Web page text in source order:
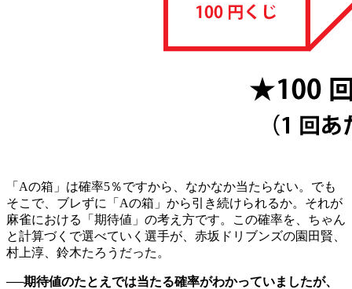
「Aの箱」は確率5％ですから、なかなか当たらない。でも
そこで、ブレずに「Aの箱」から引き続けられるか。それが
麻雀における「期待値」の考え方です。この確率を、ちゃん
と計算づくで選べていく選手が、赤坂ドリブンズの園田賢、
村上淳、鈴木たろうだった。
──期待値のたとえでは当たる確率がわかっていましたが、